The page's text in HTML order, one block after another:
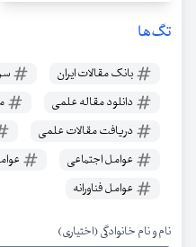
تگ‌ها
بانک مقالات ایران
دانلود مقاله علمی
دریافت مقالات علمی
عوامل اجتماعی
عوامل فناورانه
نام و نام خانوادگی (اختیاری)